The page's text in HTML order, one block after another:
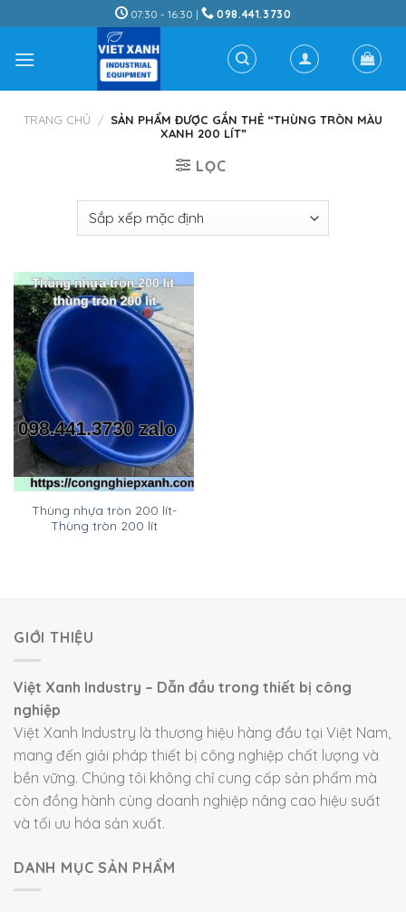
to
content
07:30 - 16:30 | 098.441.3730
TRANG CHỦ / SẢN PHẨM ĐƯỢC GẮN THẺ “THÙNG TRÒN MÀU
XANH 200 LÍT”
LỌC
Thùng nhựa tròn 200 lít-
Thùng tròn 200 lít
GIỚI THIỆU
Việt Xanh Industry – Dẫn đầu trong thiết bị công
nghiệp
Việt Xanh Industry là thương hiệu hàng đầu tại Việt Nam,
mang đến giải pháp thiết bị công nghiệp chất lượng và
bền vững. Chúng tôi không chỉ cung cấp sản phẩm mà
còn đồng hành cùng doanh nghiệp nâng cao hiệu suất
và tối ưu hóa sản xuất.
DANH MỤC SẢN PHẨM